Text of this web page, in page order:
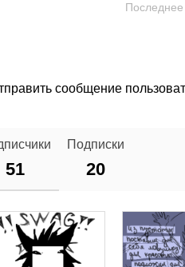
сообщение
51
Подписки
20